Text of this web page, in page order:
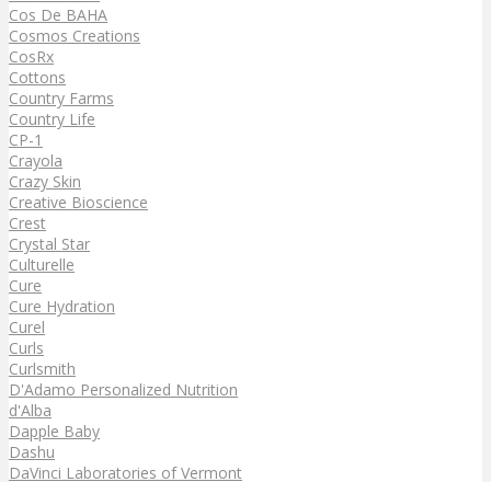
Cos De BAHA
Cosmos Creations
CosRx
Cottons
Country Farms
Country Life
CP-1
Crayola
Crazy Skin
Creative Bioscience
Crest
Crystal Star
Culturelle
Cure
Cure Hydration
Curel
Curls
Curlsmith
D'Adamo Personalized Nutrition
d'Alba
Dapple Baby
Dashu
DaVinci Laboratories of Vermont